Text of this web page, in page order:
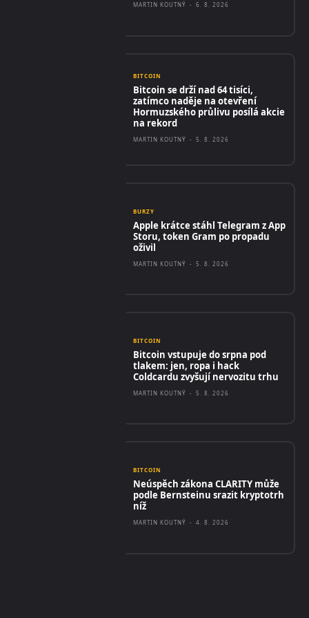
MARTIN KOUTNÝ - 6. 8. 2026
BITCOIN
Bitcoin se drží nad 64 tisíci,
zatímco naděje na otevření
Hormuzského průlivu posílá akcie
na rekord
MARTIN KOUTNÝ - 5. 8. 2026
BURZY
Apple krátce stáhl Telegram z App
Storu, token Gram po propadu
oživil
MARTIN KOUTNÝ - 5. 8. 2026
BITCOIN
Bitcoin vstupuje do srpna pod
tlakem: jen, ropa i hack
Coldcardu zvyšují nervozitu trhu
MARTIN KOUTNÝ - 5. 8. 2026
BITCOIN
Neúspěch zákona CLARITY může
podle Bernsteinu srazit kryptotrh
níž
MARTIN KOUTNÝ - 4. 8. 2026